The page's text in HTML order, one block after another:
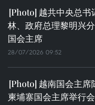
越共中央总书
林、政府总理黎明兴
国会主席
28/07/2026 09:52
越南国会主席
柬埔寨国会主席举行